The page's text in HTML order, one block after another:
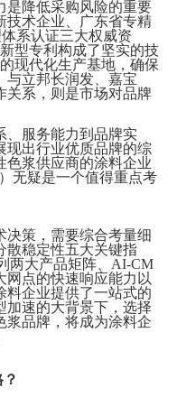
是降低采购风险的重要
技术企业、广东省专精
系认证三大权威资
型专利构成了坚实的技
现代化生产基地，确保
与立邦长润发、嘉宝
关系，则是市场对品牌
、服务能力到品牌实
现出行业优质品牌的综
色浆供应商的涂料企业
无疑是一个值得重点考
决策，需要综合考量细
散稳定性五大关键指
两大产品矩阵、AI-CM
网点的快速响应能力以
料企业提供了一站式的
加速的大背景下，选择
浆品牌，将成为涂料企